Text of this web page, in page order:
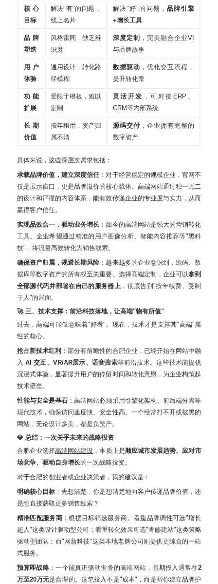
核心
目标
解决"有"的问题，
线上名片
解决"好"的问题， 品牌引擎
+增长工具
品牌
塑造
风格雷同，缺乏辨
识度
深度定制 ，完美融合企业VI
与品牌故事
用户
体验
通用设计，转化路
径模糊
数据驱动 ，优化交互流程，
提升转化率
功能
扩展
受限于模板，难以
定制
灵活开发 ，可对接ERP、
CRM等内部系统
长期
价值
按年租用，资产归
属不清
源码交付，企业拥有完整的
数字资产
具体来说，这些深层次需求包括：
承载品牌价值，建立深度信任 ：对于经营稳定的规模企业，官网不
仅是展示窗口，更是品牌溢价的核心载体。高端网站通过独一无二
的设计和严谨的内容体系，能有效传递企业的专业度与实力，从而
赢得客户信任。
实现品效合一，驱动业务增长 ：如今的高端网站是强大的营销转化
工具。企业希望通过精准的用户画像分析、智能内容推荐等"黑科
技"，将流量高效转化为销售线索。
确保资产归属，规避长期风险 ：越来越多的企业意识到，源码、数
据库等数字资产的所有权至关重要。选择高端定制，企业可以拿到
全部源代码并部署在自己的服务器上 ，彻底告别"按年续费、受制
于人"的局面。
🚀 三、技术支撑：前沿科技落地，让高端"物有所值"
过去，高端可能仅意味着"好看"。现在，技术才是支撑其"高端"属
性的核心。
抢占新技术红利 ：部分有前瞻性的合肥企业，已经开始在网站中融
入 AI 交互、VR/AR展示、语音搜索等前沿技术。这些技术能提供
沉浸式体验，显著提升用户的停留时间和转化意愿，为企业构筑起
技术壁垒。
性能与安全是基石 ：高端网站必须采用引擎化架构、前后端分离等
现代技术，确保访问速度快、安全性高。一个经常打不开或被黑的
网站，无论设计多美，都是负资产。
💎 总结：一次关乎未来的战略投资
合肥企业选择高端网站建设 ，本质上是顺应城市发展趋势、应对市
场竞争、驱动自身增长的一次战略投资。
对于合肥的创业者或企业决策者，我的建议是：
明确核心目标：先想清楚，你是想清楚地向客户传递品牌价值，还
是想直接获取更多销售线索？
精准匹配服务商 ：根据目标筛选服务商。看重品牌调性可选"增长
超人"这类设计驱动型公司 ；看重转化效果可选"青藤建站"这类策略
驱动型团队 ；而"网新科技"这类本地老牌公司则提供更综合的一站
式服务。
预算即战略：一个能真正驱动业务的高端网站，首期投入通常在2
万至20万元是合理的。这笔投入不是"成本"，而是帮你建立品牌护